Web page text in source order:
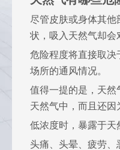
尽管皮肤或身体其
状，吸入天然气却会
危险程度将直接取决
场所的通风情况。
值得一提的是，天然
天然气中，而且还因
低浓度时，暴露于天
头痛、头晕、疲劳、